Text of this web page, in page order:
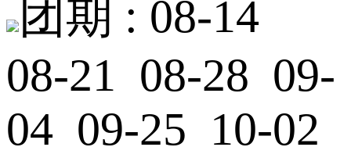
团期 : 08-14
08-21 08-28 09-
04 09-25 10-02